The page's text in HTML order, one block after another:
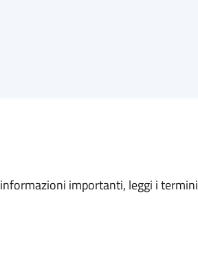
importanti, leggi i termini